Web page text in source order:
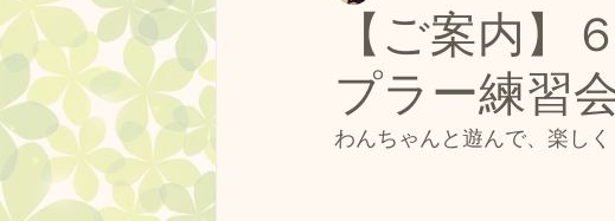
ドッグランクラブ広島 プール開き
【ご案内】
プラー練習
わんちゃんと遊んで、楽し